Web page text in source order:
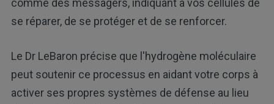
comme des messagers, indiquant à vos cellules de
se réparer, de se protéger et de se renforcer.
Le Dr LeBaron précise que l'hydrogène moléculaire
peut soutenir ce processus en aidant votre corps à
activer ses propres systèmes de défense au lieu